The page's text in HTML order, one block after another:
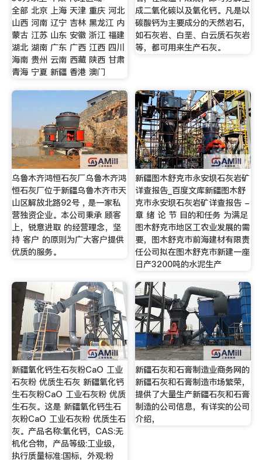
全部 北京 上海 天津 重庆 河北
山西 河南 辽宁 吉林 黑龙江 内
蒙古 江苏 山东 安徽 浙江 福建
湖北 湖南 广东 广西 江西 四川
海南 贵州 云南 西藏 陕西 甘肃
青海 宁夏 新疆 香港 澳门
成二氧化碳以及氧化钙。凡是以
碳酸钙为主要成分的天然岩石，
如石灰岩、白垩、白云质石灰岩
等，都可用来生产石灰。
乌鲁木齐鸿恒石灰厂乌鲁木齐鸿
恒石灰厂位于新疆乌鲁木齐市天
山区解放北路92号 , 是一家私
营独资企业。本公司秉承 顾客
上，锐意进取 的经营理念，坚
持 客户 的原则为广大客户提供
优质的服务。
新疆图木舒克市永安坝石灰岩矿
详查报告_百度文库新疆图木舒
克市永安坝石灰岩矿详查报告 -
章 绪 论 节 目的和任务 为满足
图木舒克市地区工农业发展的需
要，图木舒克市前海建材有限责
任公司拟在图木舒克市新建一座
日产3200吨的水泥生产
新疆氧化钙生石灰粉CaO 工业
石灰粉 优质生石灰 新疆氧化钙
生石灰粉CaO 工业石灰粉 优质
生石灰。这是 新疆氧化钙生石
灰粉CaO 工业石灰粉 优质生石
灰。产品名称:氧化钙，CAS:无
机化合物，产品等级:工业级，
执行质量标准:国标，外观:粉
新疆石灰和石膏制造业商务网的
新疆石灰和石膏制造市场繁荣，
提供了大量生产新疆石灰和石膏
制造的公司信息，有详实的公司
介绍，